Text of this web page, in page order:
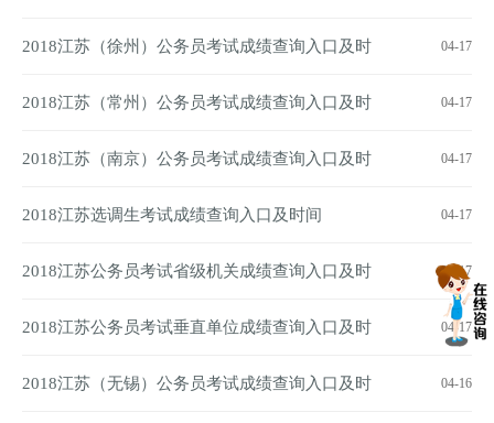
间
2018江苏（徐州）公务员考试成绩查询入口及时
间
04-17
2018江苏（常州）公务员考试成绩查询入口及时
间
04-17
2018江苏（南京）公务员考试成绩查询入口及时
间
04-17
2018江苏选调生考试成绩查询入口及时间 04-17
2018江苏公务员考试省级机关成绩查询入口及时
间
04-17
2018江苏公务员考试垂直单位成绩查询入口及时
间
04-17
2018江苏（无锡）公务员考试成绩查询入口及时 04-16